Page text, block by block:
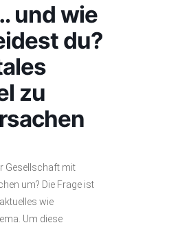
und wie
du?
zu
Gesellschaft mit
um? Die Frage ist
wie
Um diese